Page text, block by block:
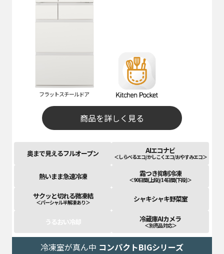
フラットスチールドア
商品を詳しく見る
奥まで見えるフルオープン AIエコナビ
＜しらべるエコ/かしこくエコ/おやすみエコ＞
熱いまま急速冷凍 霜つき抑制冷凍
＜90日間(上段)/14日間(下段)＞
サクッと切れる微凍結
＜パーシャル半解凍あり＞ シャキシャキ野菜室
うるおい冷却 冷蔵庫AIカメラ
＜別売品 対応＞
冷凍室が真ん中 コンパクトBIGシリーズ